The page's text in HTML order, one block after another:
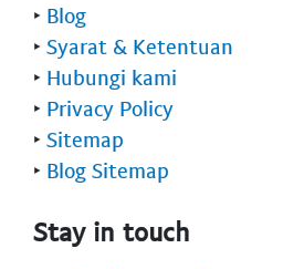
‣ Blog
‣ Syarat & Ketentuan
‣ Hubungi kami
‣ Privacy Policy
‣ Sitemap
‣ Blog Sitemap
Stay in touch